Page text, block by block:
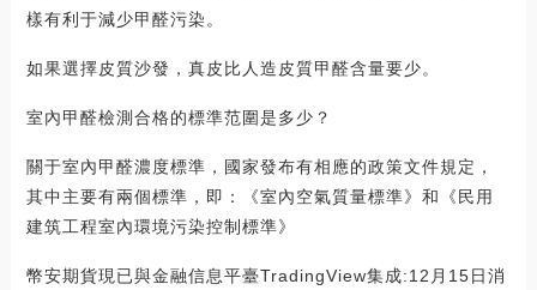
樣有利于減少甲醛污染。
如果選擇皮質沙發，真皮比人造皮質甲醛含量要少。
室內甲醛檢測合格的標準范圍是多少？
關于室內甲醛濃度標準，國家發布有相應的政策文件規定，
其中主要有兩個標準，即：《室內空氣質量標準》和《民用
建筑工程室內環境污染控制標準》
幣安期貨現已與金融信息平臺TradingView集成:12月15日消